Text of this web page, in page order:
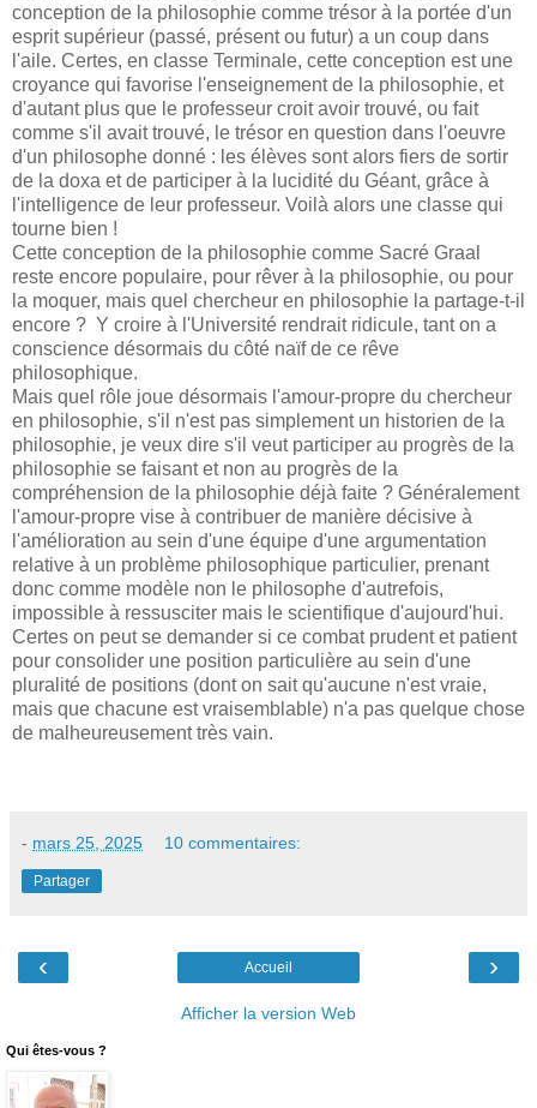
conception de la philosophie comme trésor à la portée d'un
esprit supérieur (passé, présent ou futur) a un coup dans
l'aile. Certes, en classe Terminale, cette conception est une
croyance qui favorise l'enseignement de la philosophie, et
d'autant plus que le professeur croit avoir trouvé, ou fait
comme s'il avait trouvé, le trésor en question dans l'oeuvre
d'un philosophe donné : les élèves sont alors fiers de sortir
de la doxa et de participer à la lucidité du Géant, grâce à
l'intelligence de leur professeur. Voilà alors une classe qui
tourne bien !
Cette conception de la philosophie comme Sacré Graal
reste encore populaire, pour rêver à la philosophie, ou pour
la moquer, mais quel chercheur en philosophie la partage-t-il
encore ? Y croire à l'Université rendrait ridicule, tant on a
conscience désormais du côté naïf de ce rêve
philosophique.
Mais quel rôle joue désormais l'amour-propre du chercheur
en philosophie, s'il n'est pas simplement un historien de la
philosophie, je veux dire s'il veut participer au progrès de la
philosophie se faisant et non au progrès de la
compréhension de la philosophie déjà faite ? Généralement
l'amour-propre vise à contribuer de manière décisive à
l'amélioration au sein d'une équipe d'une argumentation
relative à un problème philosophique particulier, prenant
donc comme modèle non le philosophe d'autrefois,
impossible à ressusciter mais le scientifique d'aujourd'hui.
Certes on peut se demander si ce combat prudent et patient
pour consolider une position particulière au sein d'une
pluralité de positions (dont on sait qu'aucune n'est vraie,
mais que chacune est vraisemblable) n'a pas quelque chose
de malheureusement très vain.
- mars 25, 2025 10 commentaires:
Partager
‹ ›
Accueil
Afficher la version Web
Qui êtes-vous ?